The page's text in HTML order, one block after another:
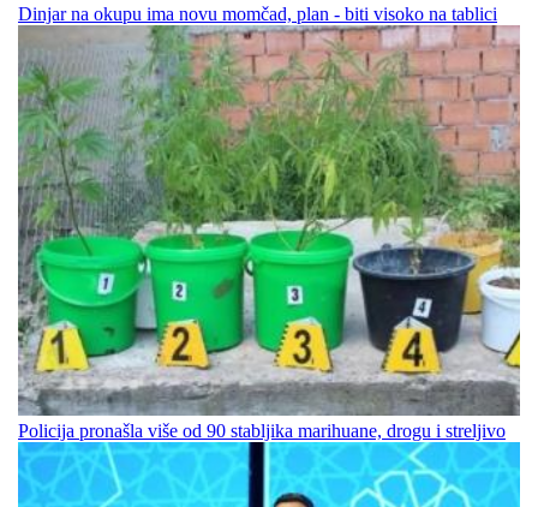
Dinjar na okupu ima novu momčad, plan - biti visoko na tablici
Policija pronašla više od 90 stabljika marihuane, drogu i streljivo